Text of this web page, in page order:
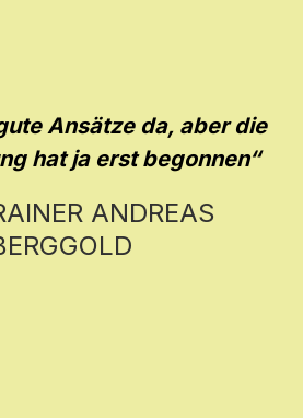
Ansätze da, aber die
hat ja erst begonnen“
ANDREAS